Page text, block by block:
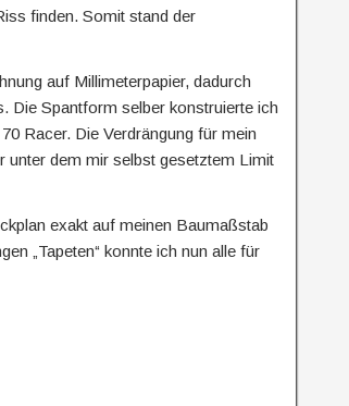
finden. Somit stand der
auf Millimeterpapier, dadurch
Die Spantform selber konstruierte ich
Racer. Die Verdrängung für mein
unter dem mir selbst gesetztem Limit
exakt auf meinen Baumaßstab
„Tapeten“ konnte ich nun alle für